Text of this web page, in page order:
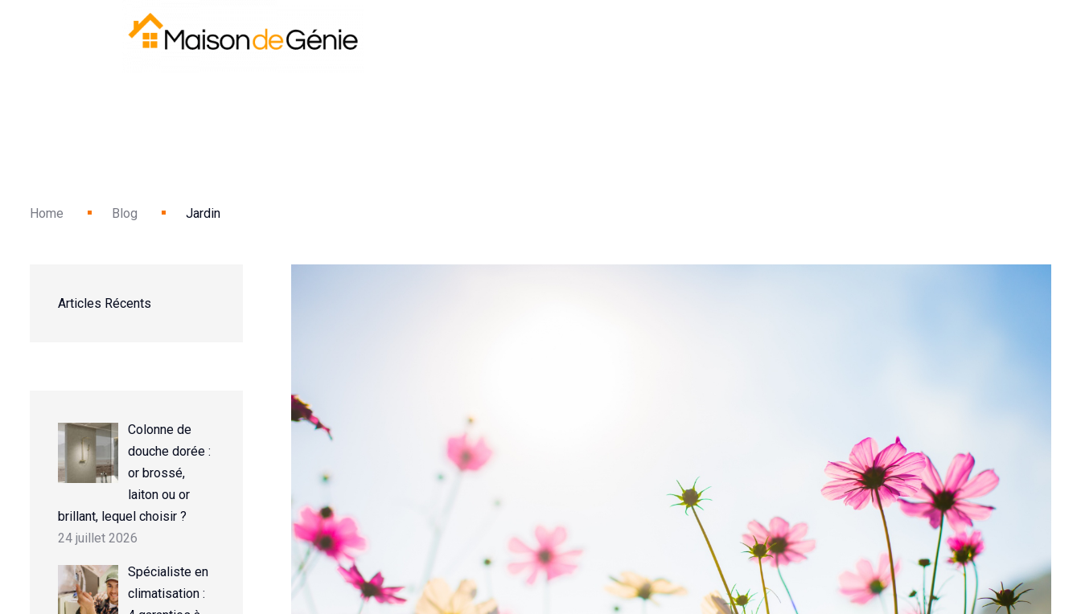
Home Blog Jardin
Articles Récents
Colonne de
douche dorée :
or brossé,
laiton ou or
brillant, lequel choisir ?
24 juillet 2026
Spécialiste en
climatisation :